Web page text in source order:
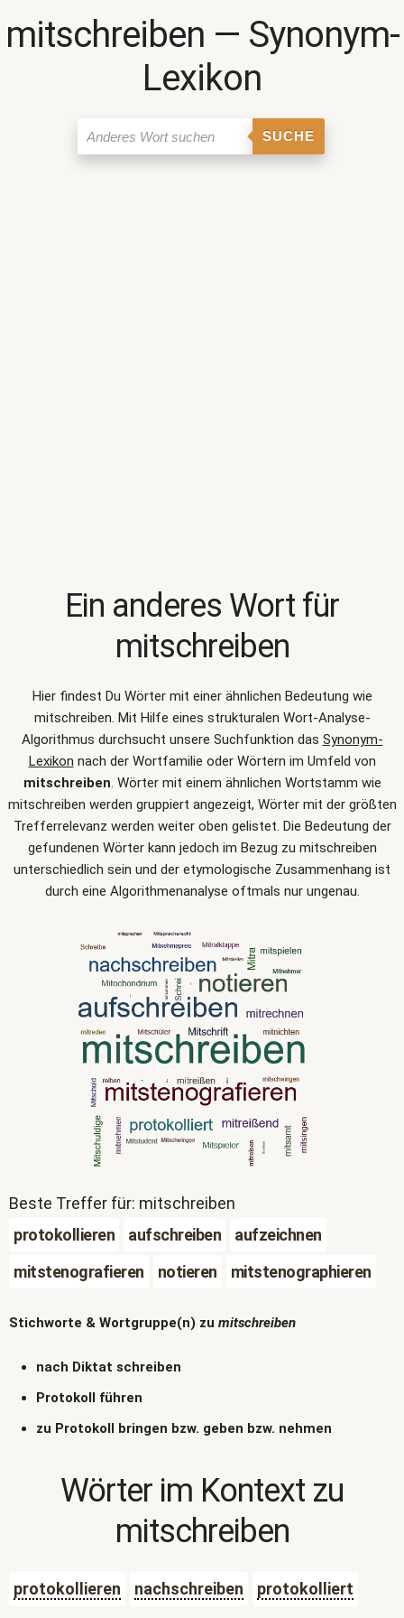
mitschreiben ― Synonym-
Lexikon
SUCHE
Ein anderes Wort für
mitschreiben
Hier findest Du Wörter mit einer ähnlichen Bedeutung wie
mitschreiben. Mit Hilfe eines strukturalen Wort-Analyse-
Algorithmus durchsucht unsere Suchfunktion das Synonym-
Lexikon nach der Wortfamilie oder Wörtern im Umfeld von
mitschreiben. Wörter mit einem ähnlichen Wortstamm wie
mitschreiben werden gruppiert angezeigt, Wörter mit der größten
Trefferrelevanz werden weiter oben gelistet. Die Bedeutung der
gefundenen Wörter kann jedoch im Bezug zu mitschreiben
unterschiedlich sein und der etymologische Zusammenhang ist
durch eine Algorithmenanalyse oftmals nur ungenau.
Beste Treffer für: mitschreiben
protokollieren
aufschreiben
aufzeichnen
mitstenografieren
notieren mitstenographieren
Stichworte & Wortgruppe(n) zu mitschreiben
nach Diktat schreiben
Protokoll führen
zu Protokoll bringen bzw. geben bzw. nehmen
Wörter im Kontext zu
mitschreiben
protokollieren nachschreiben protokolliert